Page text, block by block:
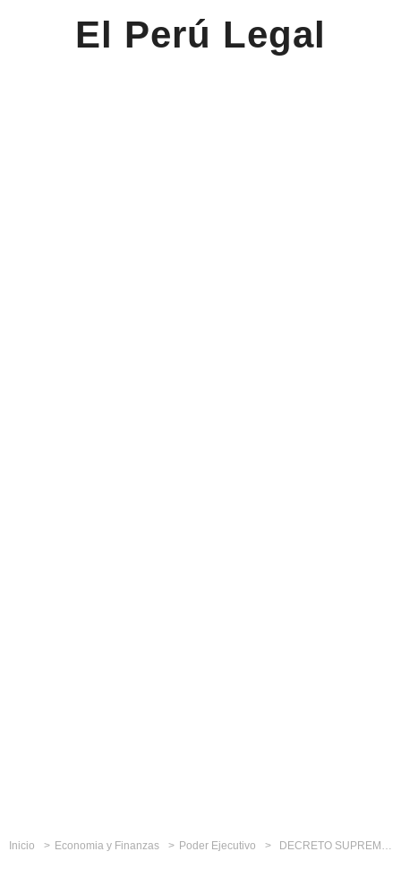
El Perú Legal
Inicio Economia y Finanzas Poder Ejecutivo DECRETO SUPREMO N° 348-2014-EF Autorizan Transferencia de Partidas en el Presupuesto del Sector